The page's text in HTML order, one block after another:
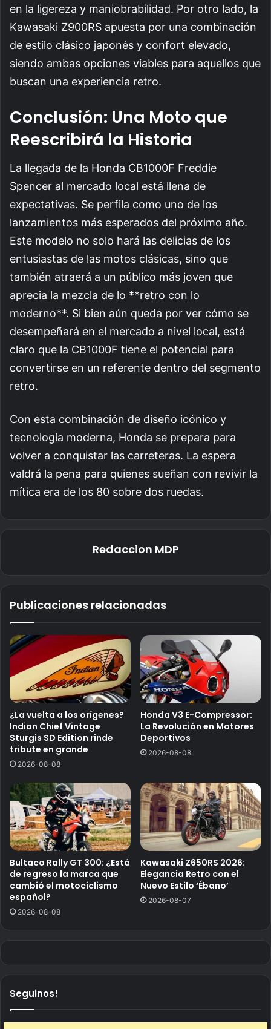
en la ligereza y maniobrabilidad. Por otro lado, la
Kawasaki Z900RS apuesta por una combinación
de estilo clásico japonés y confort elevado,
siendo ambas opciones viables para aquellos que
buscan una experiencia retro.
Conclusión: Una Moto que
Reescribirá la Historia
La llegada de la Honda CB1000F Freddie
Spencer al mercado local está llena de
expectativas. Se perfila como uno de los
lanzamientos más esperados del próximo año.
Este modelo no solo hará las delicias de los
entusiastas de las motos clásicas, sino que
también atraerá a un público más joven que
aprecia la mezcla de lo **retro con lo
moderno**. Si bien aún queda por ver cómo se
desempeñará en el mercado a nivel local, está
claro que la CB1000F tiene el potencial para
convertirse en un referente dentro del segmento
retro.
Con esta combinación de diseño icónico y
tecnología moderna, Honda se prepara para
volver a conquistar las carreteras. La espera
valdrá la pena para quienes sueñan con revivir la
mítica era de los 80 sobre dos ruedas.
Redaccion MDP
Publicaciones relacionadas
¿La vuelta a los orígenes?
Indian Chief Vintage
Sturgis SD Edition rinde
tribute en grande
2026-08-08
Honda V3 E-Compressor:
La Revolución en Motores
Deportivos
2026-08-08
Bultaco Rally GT 300: ¿Está
de regreso la marca que
cambió el motociclismo
español?
2026-08-08
Kawasaki Z650RS 2026:
Elegancia Retro con el
Nuevo Estilo ‘Ébano’
2026-08-07
Seguinos!